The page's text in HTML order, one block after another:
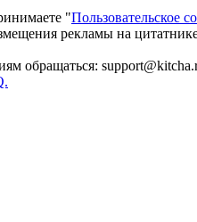
"Пользовательское
рекламы на
обращаться: